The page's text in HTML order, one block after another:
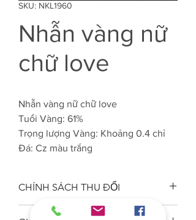
SKU: NKL1960
Nhẫn vàng nữ
chữ love
Nhẫn vàng nữ chữ love
Tuổi Vàng: 61%
Trọng lượng Vàng: Khoảng 0.4 chỉ
Đá: Cz màu trắng
CHÍNH SÁCH THU ĐỔI
Công ty VJC 610 đảm bảo chất